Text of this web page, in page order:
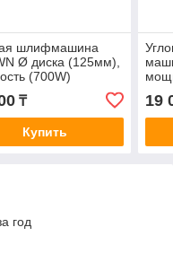
шлифмашина
Ø диска (125мм),
(700W)
₸
Купить
19
год